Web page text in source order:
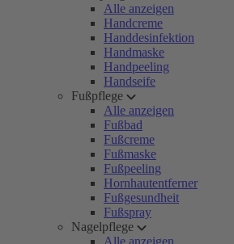
Alle anzeigen
Handcreme
Handdesinfektion
Handmaske
Handpeeling
Handseife
Fußpflege
Alle anzeigen
Fußbad
Fußcreme
Fußmaske
Fußpeeling
Hornhautentferner
Fußgesundheit
Fußspray
Nagelpflege
Alle anzeigen